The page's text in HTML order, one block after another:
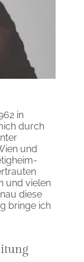
in
durch
und
und vielen
diese
bringe ich